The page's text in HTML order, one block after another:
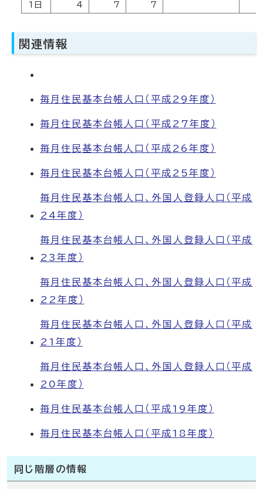
1日
4
7
7
関連情報
毎月住民基本台帳人口（平成29年度）
毎月住民基本台帳人口（平成27年度）
毎月住民基本台帳人口（平成26年度）
毎月住民基本台帳人口（平成25年度）
毎月住民基本台帳人口、外国人登録人口（平成
24年度）
毎月住民基本台帳人口、外国人登録人口（平成
23年度）
毎月住民基本台帳人口、外国人登録人口（平成
22年度）
毎月住民基本台帳人口、外国人登録人口（平成
21年度）
毎月住民基本台帳人口、外国人登録人口（平成
20年度）
毎月住民基本台帳人口（平成19年度）
毎月住民基本台帳人口（平成18年度）
同じ階層の情報